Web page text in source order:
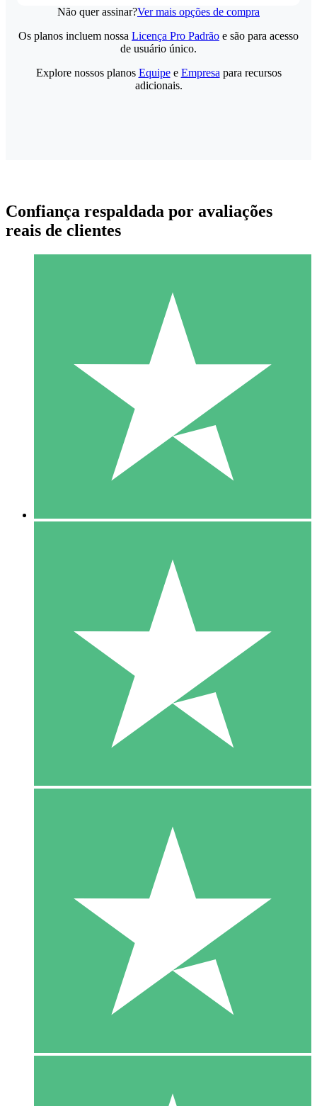
Não quer assinar?Ver mais opções de compra
Pacotes de Créditos Individuais
Pague conforme o uso com créditos de download. Sem
1000
10 Downloads
20 00
Os planos incluem nossa Licença Pro Padrão e são para acesso
de usuário único.
Explore nossos planos Equipee Empresa para recursos
adicionais.
Confiança respaldada por avaliações
reais de clientes